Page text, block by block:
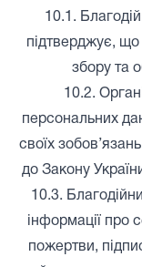
10.1.
підтверджує,
збору та
10.2.
персональних
своїх
до Закону
10.3.
інформації про
пожертви,